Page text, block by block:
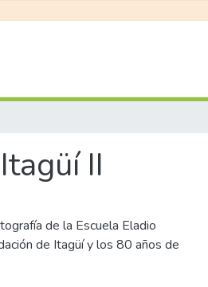
II
de la Escuela Eladio
de Itagüí y los 80 años de